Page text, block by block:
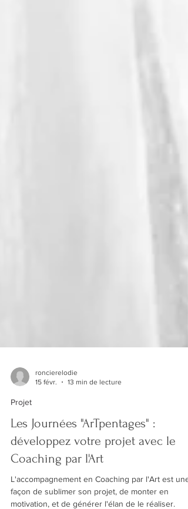
roncierelodie
Les Journées "ArTpentages" :
développez votre projet avec le
L'accompagnement en Coaching par l'Art est une
façon de sublimer son projet, de monter en